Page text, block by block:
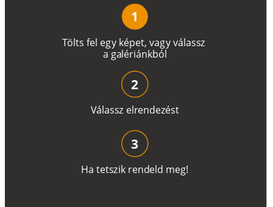
Tölts fel egy képet, vagyválassz
a galériánkból
1
Válassz elrendezést
2
Ha tetszik rendeld meg!
3